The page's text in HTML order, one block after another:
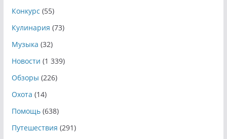
Конкурс (55)
Кулинария (73)
Музыка (32)
Новости (1 339)
Обзоры (226)
Охота (14)
Помощь(638)
Путешествия (291)